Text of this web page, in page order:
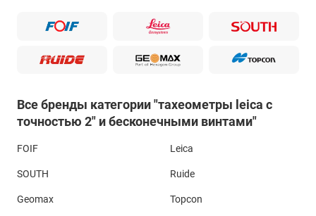
Все бренды категории "тахеометры leica с
точностью 2" и бесконечными винтами"
FOIF Leica
SOUTH Ruide
Geomax Topcon